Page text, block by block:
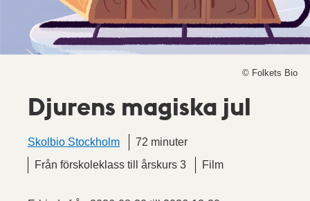
© Folkets Bio
Djurens magiska jul
Skolbio Stockholm
72 minuter
Från förskoleklass till årskurs 3
Film